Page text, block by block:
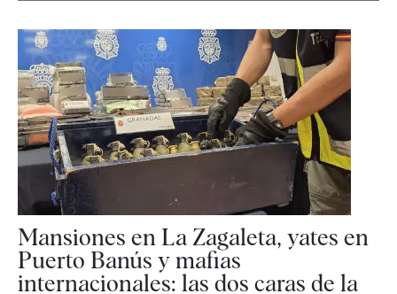
Mansiones en La Zagaleta, yates en
Puerto Banús y mafias
internacionales: las dos caras de la